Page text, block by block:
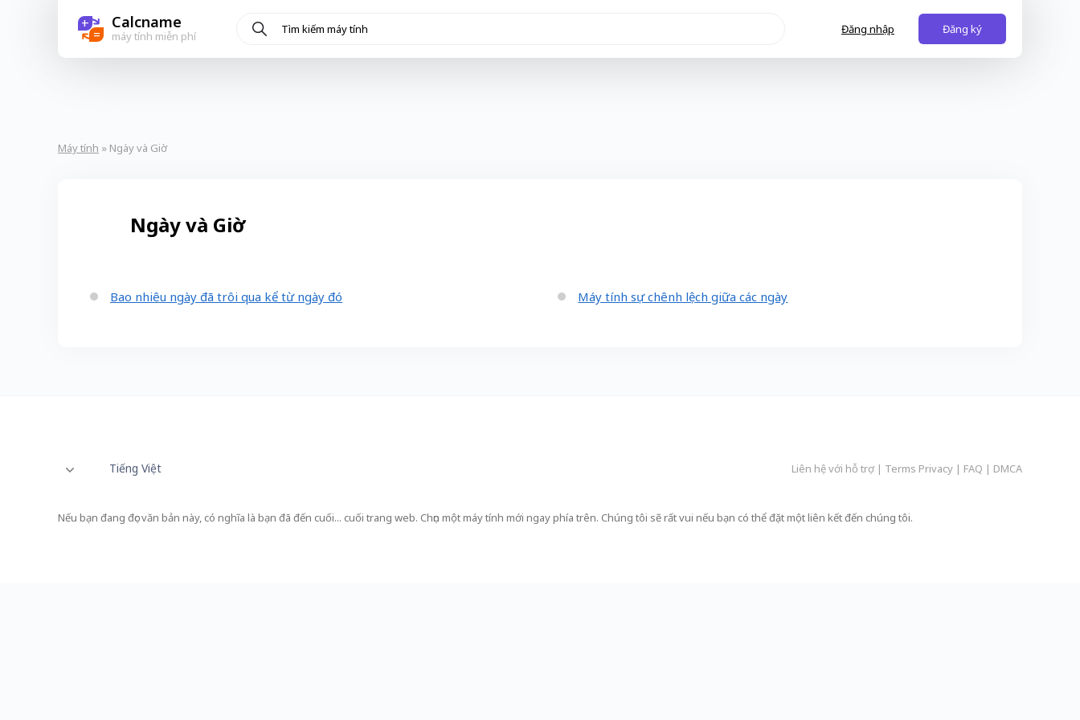
+
=
Calcname
máy tính miễn phí Đăng nhập Đăng ký
Máy tính » Ngày và Giờ
Ngày và Giờ
Bao nhiêu ngày đã trôi qua kể từ ngày đó Máy tính sự chênh lệch giữa các ngày
Tiếng Việt Liên hệ với hỗ trợ| Terms Privacy | FAQ | DMCA
Nếu bạn đang đọc văn bản này, có nghĩa là bạn đã đến cuối... cuối trang web. Chọn một máy tính mới ngay phía trên. Chúng tôi sẽ rất vui nếu bạn có thể đặt một liên kết đến chúng tôi.